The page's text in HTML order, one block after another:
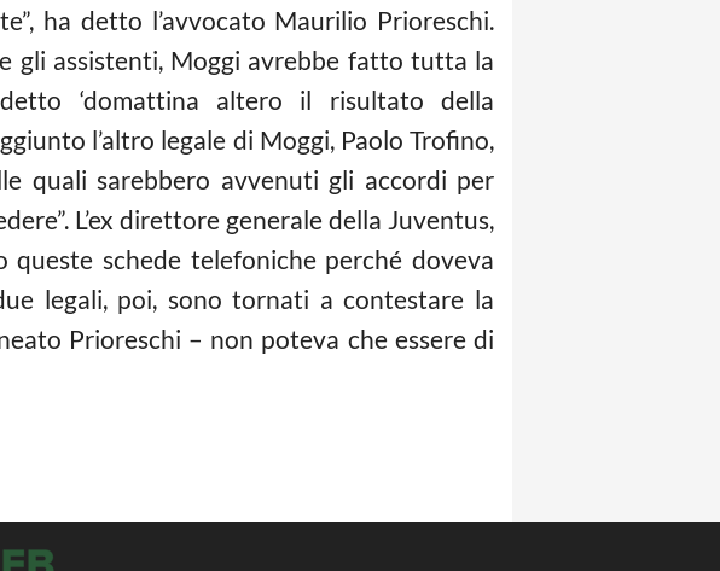
ha detto l’avvocato Maurilio Prioreschi.
gli assistenti, Moggi avrebbe fatto tutta la
‘domattina altero il risultato della
l’altro legale di Moggi, Paolo Trofino,
quali sarebbero avvenuti gli accordi per
L’ex direttore generale della Juventus,
schede telefoniche perché doveva
legali, poi, sono tornati a contestare la
Prioreschi – non poteva che essere di